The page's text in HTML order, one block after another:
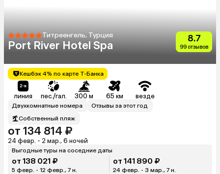
Титреенгель, Турция
Port River Hotel Spa
8.7
99 отзывов
Кешбэк 4% по карте Т-Банка
линия пес./гал. 300 м 65 км везде
Двухкомнатные номера
Отзывы за этот год
Собственный пляж
от 134 814 ₽
24 февр. - 2 мар., 6 ночей
Выгодные туры на соседние даты
от 138 021 ₽
5 февр. - 12 февр., 7 н.
от 141 890 ₽
24 февр. - 3 мар., 7 н.